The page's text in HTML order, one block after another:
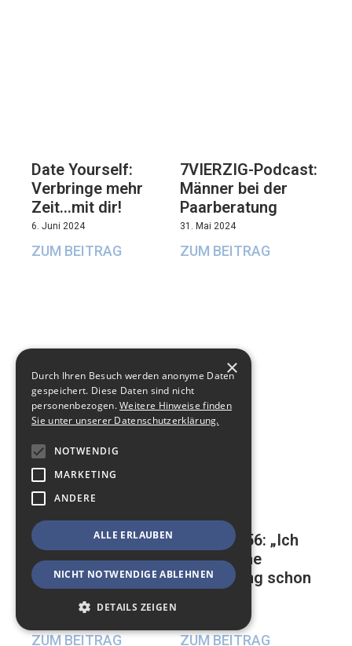
Date Yourself:
Verbringe mehr
Zeit…mit dir!
6. Juni 2024
ZUM BEITRAG
7VIERZIG-Podcast:
Männer bei der
Paarberatung
31. Mai 2024
ZUM BEITRAG
Auf der ewigen
Suche nach einer
glücklichen
Beziehung
23. Mai 2024
ZUM BEITRAG
Mathias, 56: „Ich
habe meine
Beerdigung schon
ZUM BEITRAG
×
Durch Ihren Besuch werden anonyme Daten
gespeichert. Diese Daten sind nicht
personenbezogen.Weitere Hinweise finden
Sie unter unserer Datenschutzerklärung.
NOTWENDIG
MARKETING
ANDERE
ALLE ERLAUBEN
NICHT NOTWENDIGE ABLEHNEN
DETAILS ZEIGEN